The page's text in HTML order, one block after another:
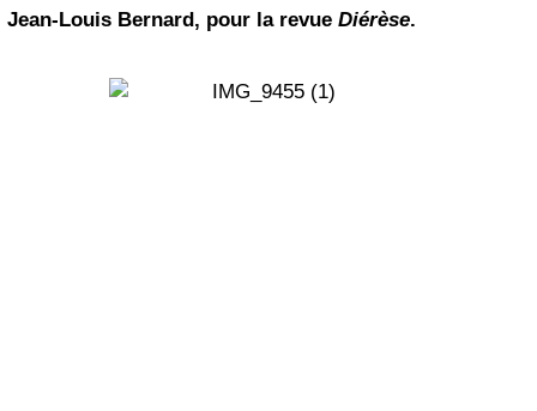
Jean-Louis Bernard, pour la revue Diérèse.